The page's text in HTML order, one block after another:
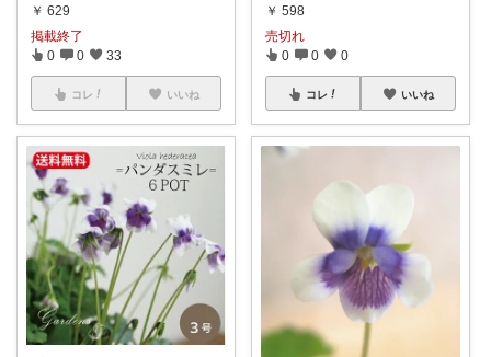
￥ 629
掲載終了
0 0 33
コレ いいね
￥ 598
売切れ
0 0 0
コレ いいね